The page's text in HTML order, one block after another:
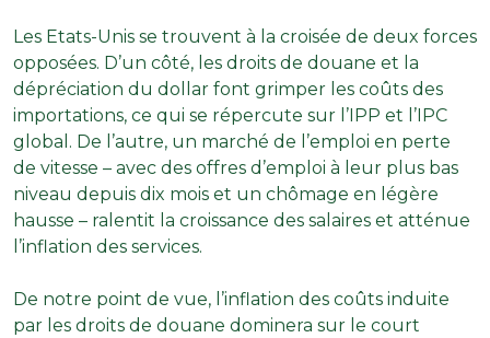
Les Etats-Unis se trouvent à la croisée de deux forces
opposées. D’un côté, les droits de douane et la
dépréciation du dollar font grimper les coûts des
importations, ce qui se répercute sur l’IPP et l’IPC
global. De l’autre, un marché de l’emploi en perte
de vitesse – avec des offres d’emploi à leur plus bas
niveau depuis dix mois et un chômage en légère
hausse – ralentit la croissance des salaires et atténue
l’inflation des services.
De notre point de vue, l’inflation des coûts induite
par les droits de douane dominera sur le court